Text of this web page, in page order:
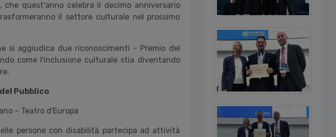
che quest'anno celebra il decimo anniversario
il settore culturale nel prossimo
si aggiudica due riconoscimenti – Premio del
come l'inclusione culturale stia diventando
Pubblico
– Teatro d'Europa
persone con disabilità partecipa ad attività